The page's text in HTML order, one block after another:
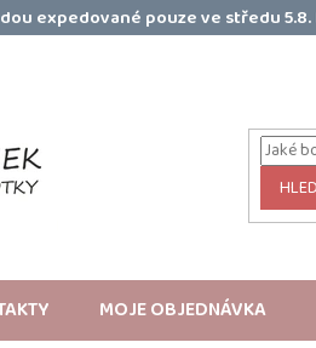
expedované pouze ve středu
MOJE OBJEDNÁVKA